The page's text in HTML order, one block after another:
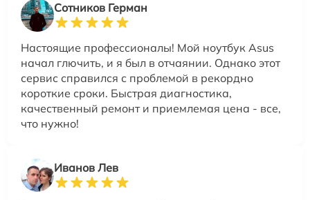
Сотников Герман
Настоящие профессионалы! Мой ноутбук Asus
начал глючить, и я был в отчаянии. Однако этот
сервис справился с проблемой в рекордно
короткие сроки. Быстрая диагностика,
качественный ремонт и приемлемая цена - все,
что нужно!
Иванов Лев